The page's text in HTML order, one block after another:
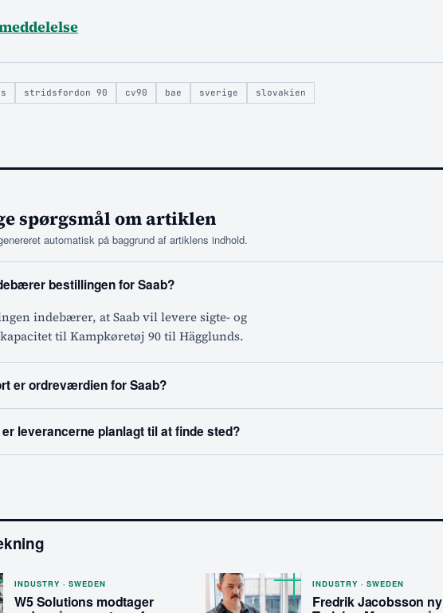
stridsfordon 90 cv90 bae sverige slovakien
spørgsmål om artiklen
automatisk på baggrund af artiklens indhold.
bestillingen for Saab?
indebærer, at Saab vil levere sigte- og
til Kampkøretøj 90 til Hägglunds.
er ordreværdien for Saab?
leverancerne planlagt til at finde sted?
INDUSTRY · SWEDEN
W5 Solutions modtager
INDUSTRY · SWEDEN
Fredrik Jacobsson ny